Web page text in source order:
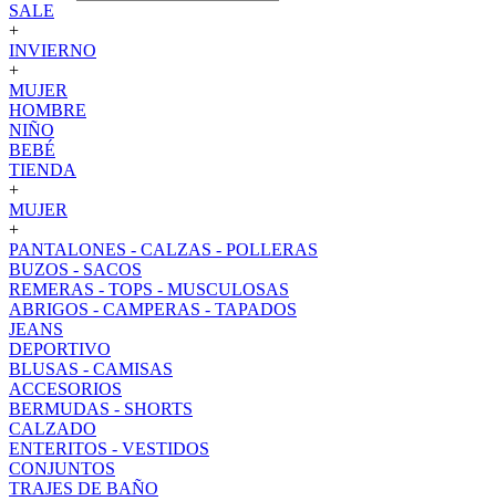
SALE
+
INVIERNO
+
MUJER
HOMBRE
NIÑO
BEBÉ
TIENDA
+
MUJER
+
PANTALONES - CALZAS - POLLERAS
BUZOS - SACOS
REMERAS - TOPS - MUSCULOSAS
ABRIGOS - CAMPERAS - TAPADOS
JEANS
DEPORTIVO
BLUSAS - CAMISAS
ACCESORIOS
BERMUDAS - SHORTS
CALZADO
ENTERITOS - VESTIDOS
CONJUNTOS
TRAJES DE BAÑO